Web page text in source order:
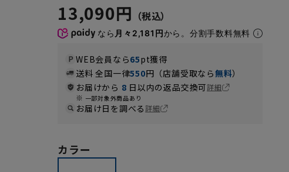
13,090円
なら 月々2,181円から。分割手数料無料
WEB会員なら65pt獲得
送料 全国一律550円（店舗受取なら無料）
お届けから 8 日以内の返品交換可詳細
一部対象外商品あり
お届け日を調べる詳細
カラー